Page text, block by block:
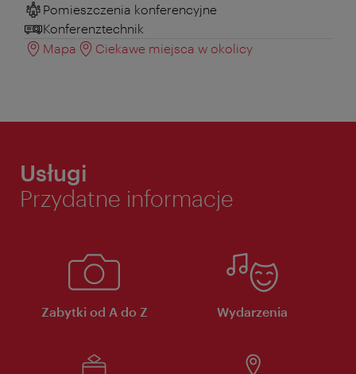
Pomieszczenia konferencyjne
Konferenztechnik
Mapa
Ciekawe miejsca w okolicy
Usługi
Przydatne informacje
Zabytki od A do Z Wydarzenia